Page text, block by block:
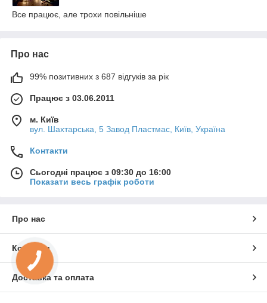
Все працює, але трохи повільніше
Про нас
99% позитивних з 687 відгуків за рік
Працює з 03.06.2011
м. Київ
вул. Шахтарська, 5 Завод Пластмас, Київ, Україна
Контакти
Сьогодні працює з 09:30 до 16:00
Показати весь графік роботи
Про нас
Контакти
Доставка та оплата